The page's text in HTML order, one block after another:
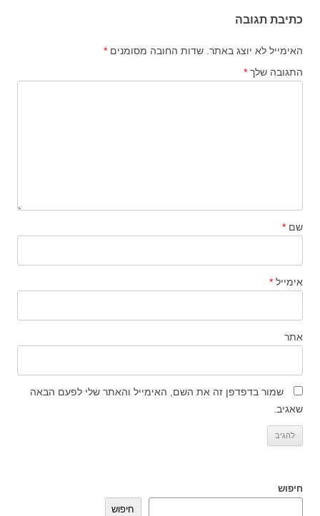
כתיבת תגובה
האימייל לא יוצג באתר. שדות החובה מסומנים *
התגובה שלך *
שם *
אימייל *
אתר
שמור בדפדפן זה את השם, האימייל והאתר שלי לפעם הבאה
שאגיב.
חיפוש
חיפוש